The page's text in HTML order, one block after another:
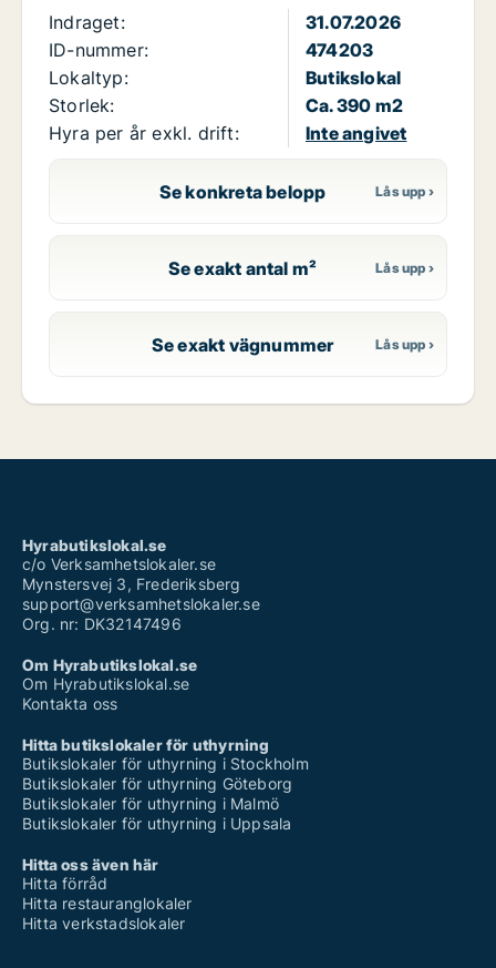
Indraget:
31.07.2026
ID-nummer:
474203
Lokaltyp:
Butikslokal
Storlek:
Ca. 390 m2
Hyra per år exkl. drift:
Inte angivet
Se konkreta belopp
Se exakt antal m²
Se exakt vägnummer
Hyrabutikslokal.se
c/o Verksamhetslokaler.se
Mynstersvej 3, Frederiksberg
support@verksamhetslokaler.se
Org. nr: DK32147496
Om Hyrabutikslokal.se
Om Hyrabutikslokal.se
Kontakta oss
Hitta butikslokaler för uthyrning
Butikslokaler för uthyrning i Stockholm
Butikslokaler för uthyrning Göteborg
Butikslokaler för uthyrning i Malmö
Butikslokaler för uthyrning i Uppsala
Hitta oss även här
Hitta förråd
Hitta restauranglokaler
Hitta verkstadslokaler